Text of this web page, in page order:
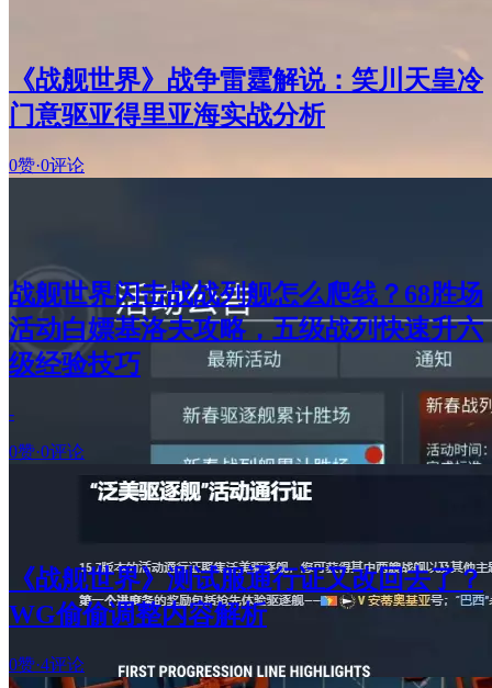
《战舰世界》战争雷霆解说：笑川天皇冷
门意驱亚得里亚海实战分析
0赞·0评论
战舰世界闪击战战列舰怎么爬线？68胜场
活动白嫖基洛夫攻略，五级战列快速升六
级经验技巧
-
0赞·0评论
《战舰世界》测试服通行证又改回去了？
WG偷偷调整内容解析
0赞·4评论